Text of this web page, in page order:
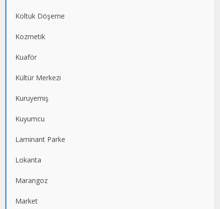
Koltuk Döşeme
Kozmetik
Kuaför
Kültür Merkezi
Kuruyemiş
Kuyumcu
Laminant Parke
Lokanta
Marangoz
Market